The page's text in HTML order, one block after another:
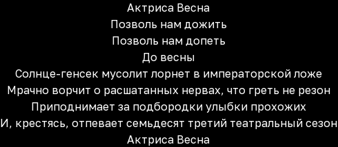
Актриса Весна
Позволь нам дожить
Позволь нам допеть
До весны
Солнце-генсек мусолит лорнет в императорской ложе
Мрачно ворчит о расшатанных нервах, что греть не резон
Приподнимает за подбородки улыбки прохожих
И, крестясь, отпевает семьдесят третий театральный сезон
Актриса Весна